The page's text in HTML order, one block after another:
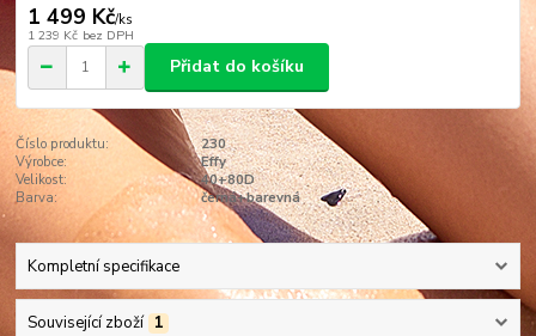
1 499 Kč/ks
1 239 Kč bez DPH
Přidat do košíku
Číslo produktu:
230
Výrobce:
Effy
Velikost:
40+80D
Barva:
černá+barevná
Kompletní specifikace
Související zboží 1